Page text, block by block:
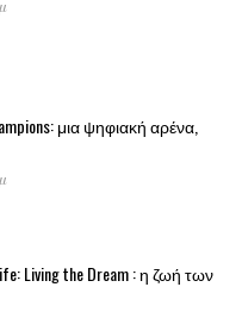
μια ψηφιακή αρένα,
Living the Dream : η ζωή των